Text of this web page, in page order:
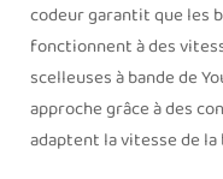
codeur garantit que les
fonctionnent à des
scelleuses à bande de
approche grâce à des
adaptent la vitesse de la